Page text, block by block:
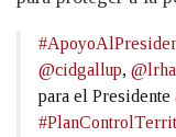
@cidgallup,
para el Presidente